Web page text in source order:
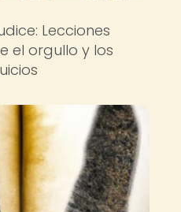
Lecciones
el orgullo y los